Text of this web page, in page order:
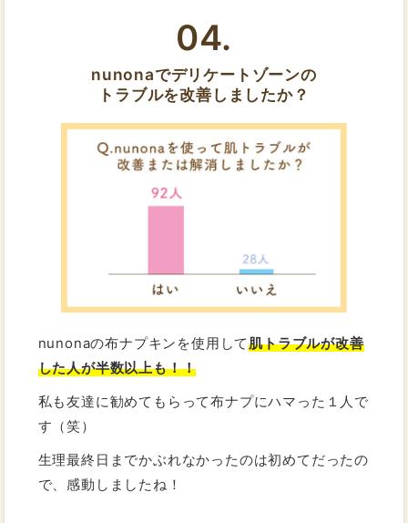
04.
nunonaでデリケートゾーンの
トラブルを改善しましたか？
nunonaの布ナプキンを使用して肌トラブルが改善
した人が半数以上も！！
私も友達に勧めてもらって布ナプにハマった１人で
す（笑）
生理最終日までかぶれなかったのは初めてだったの
で、感動しましたね！